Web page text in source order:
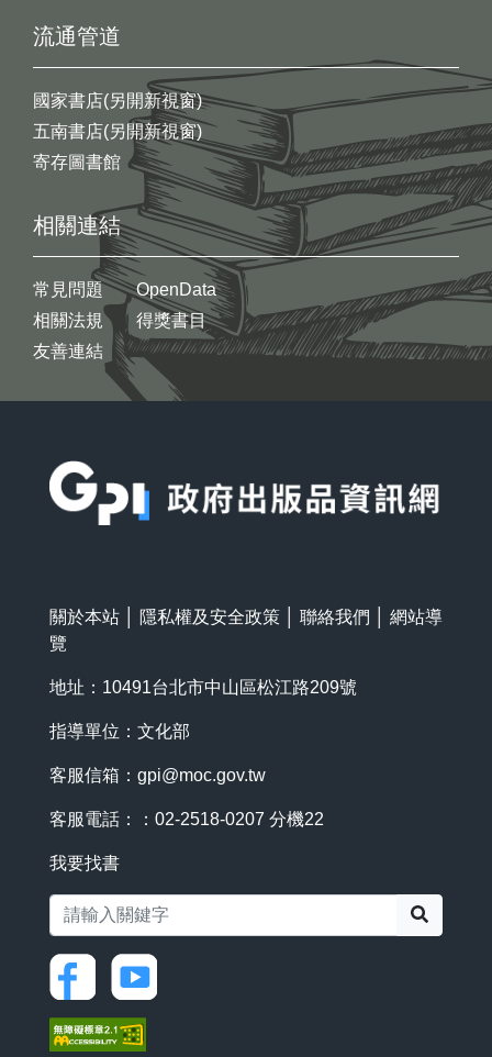
流通管道
國家書店(另開新視窗)
五南書店(另開新視窗)
寄存圖書館
相關連結
常見問題
相關法規
友善連結
OpenData
得獎書目
關於本站 隱私權及安全政策 聯絡我們
網站導
覽
地址：10491台北市中山區松江路209號
指導單位：文化部
客服信箱： gpi@moc.gov.tw
客服電話：：02-2518-0207 分機22
我要找書